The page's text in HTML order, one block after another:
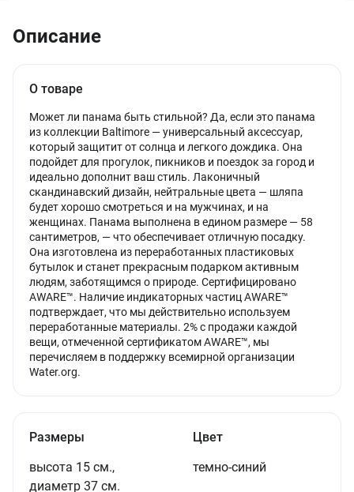
Описание
О товаре
Может ли панама быть стильной? Да, если это панама
из коллекции Baltimore — универсальный аксессуар,
который защитит от солнца и легкого дождика. Она
подойдет для прогулок, пикников и поездок за город и
идеально дополнит ваш стиль. Лаконичный
скандинавский дизайн, нейтральные цвета — шляпа
будет хорошо смотреться и на мужчинах, и на
женщинах. Панама выполнена в едином размере — 58
сантиметров, — что обеспечивает отличную посадку.
Она изготовлена из переработанных пластиковых
бутылок и станет прекрасным подарком активным
людям, заботящимся о природе. Сертифицировано
AWARE™. Наличие индикаторных частиц AWARE™
подтверждает, что мы действительно используем
переработанные материалы. 2% с продажи каждой
вещи, отмеченной сертификатом AWARE™, мы
перечисляем в поддержку всемирной организации
Water.org.
Размеры
высота 15 см.,
диаметр 37 см.
Цвет
темно-синий